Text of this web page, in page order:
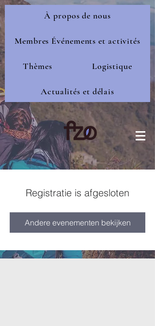
À propos de nous
Membres Événements et activités
Thèmes Logistique
Actualités et délais
Registratie is afgesloten
Andere evenementen bekijken